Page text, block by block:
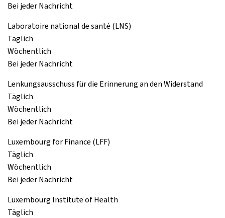
Bei jeder Nachricht
Laboratoire national de santé (LNS)
Täglich
Wöchentlich
Bei jeder Nachricht
Lenkungsausschuss für die Erinnerung an den Widerstand
Täglich
Wöchentlich
Bei jeder Nachricht
Luxembourg for Finance (LFF)
Täglich
Wöchentlich
Bei jeder Nachricht
Luxembourg Institute of Health
Täglich